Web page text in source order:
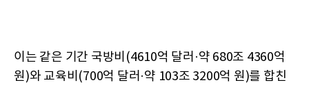
이는 같은 기간 국방비(4610억 달러·약 680조 4360억
원)와 교육비(700억 달러·약 103조 3200억 원)를 합친